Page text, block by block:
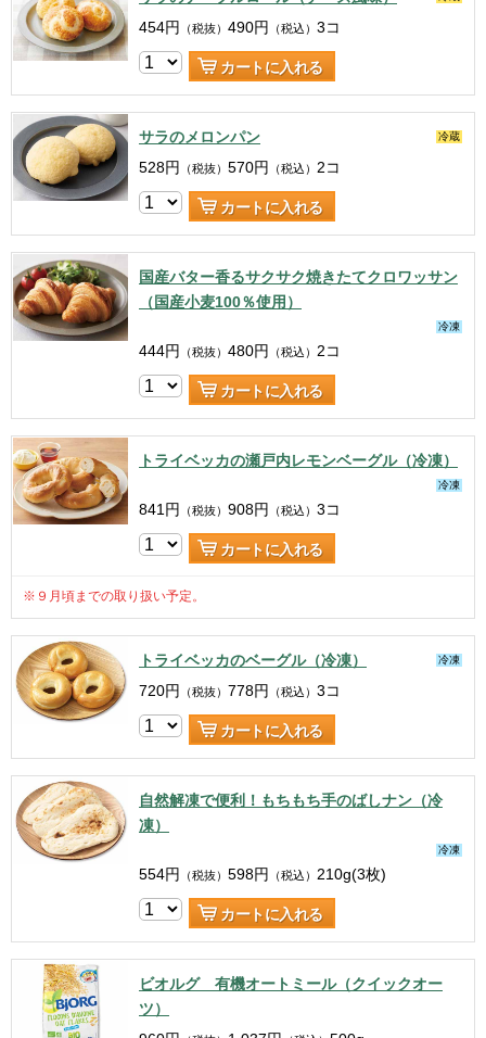
454円 （税抜） 490円 （税込） 3コ
カートに入れる
サラのメロンパン 冷蔵
528円 （税抜） 570円 （税込） 2コ
カートに入れる
国産バター香るサクサク焼きたてクロワッサン
（国産小麦100％使用）
冷凍
444円 （税抜） 480円 （税込） 2コ
カートに入れる
トライベッカの瀬戸内レモンベーグル（冷凍）
冷凍
841 円 （税抜） 908円 （税込） 3コ
カートに入れる
※９月頃までの取り扱い予定。
トライベッカのベーグル（冷凍） 冷凍
720円 （税抜） 778円 （税込） 3コ
カートに入れる
自然解凍で便利！もちもち手のばしナン（冷
凍）
冷凍
554円 （税抜） 598円 （税込） 210g(3枚)
カートに入れる
ビオルグ 有機オートミール（クイックオー
ツ）